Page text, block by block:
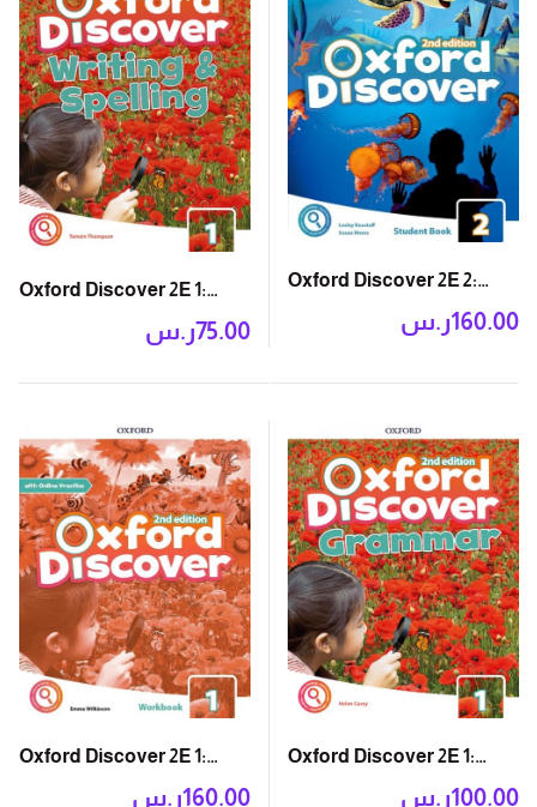
Oxford Discover 2E 2:
Student Book with App
ر.س160.00
Oxford Discover 2E 1:
Writing and Spelling
ر.س75.00
Oxford Discover 2E 1:
ر.س100.00
Oxford Discover 2E 1:
Workbook with Online
ر.س160.00